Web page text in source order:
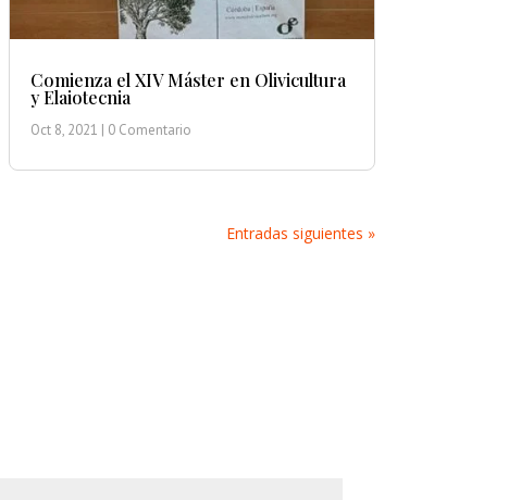
Comienza el XIV Máster en Olivicultura
y Elaiotecnia
Oct 8, 2021 | 0 Comentario
Entradas siguientes »